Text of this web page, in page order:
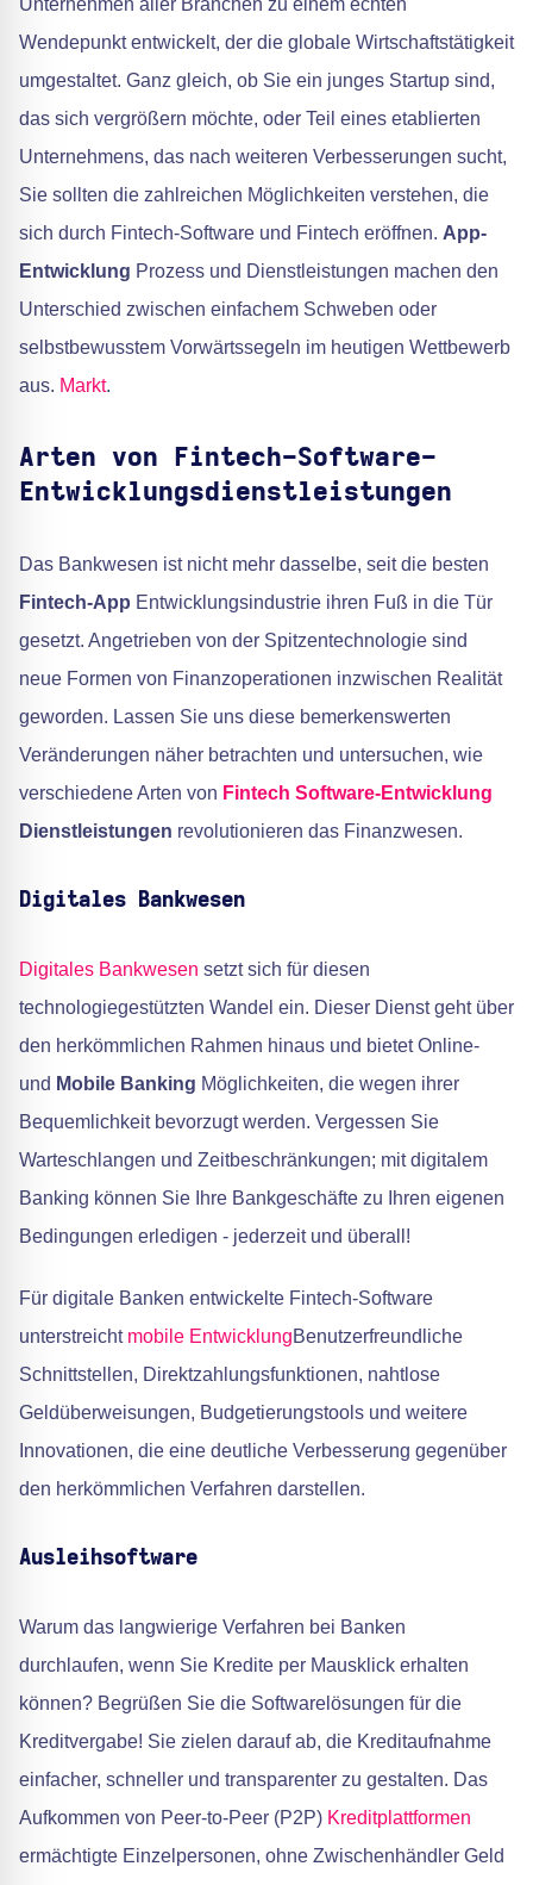
Unternehmen aller Branchen zu einem echten
Wendepunkt entwickelt, der die globale Wirtschaftstätigkeit
umgestaltet. Ganz gleich, ob Sie ein junges Startup sind,
das sich vergrößern möchte, oder Teil eines etablierten
Unternehmens, das nach weiteren Verbesserungen sucht,
Sie sollten die zahlreichen Möglichkeiten verstehen, die
sich durch Fintech-Software und Fintech eröffnen. App-
Entwicklung Prozess und Dienstleistungen machen den
Unterschied zwischen einfachem Schweben oder
selbstbewusstem Vorwärtssegeln im heutigen Wettbewerb
aus. Markt.
Arten von Fintech-Software-
Entwicklungsdienstleistungen
Das Bankwesen ist nicht mehr dasselbe, seit die besten
Fintech-App Entwicklungsindustrie ihren Fuß in die Tür
gesetzt. Angetrieben von der Spitzentechnologie sind
neue Formen von Finanzoperationen inzwischen Realität
geworden. Lassen Sie uns diese bemerkenswerten
Veränderungen näher betrachten und untersuchen, wie
verschiedene Arten von Fintech Software-Entwicklung
Dienstleistungen revolutionieren das Finanzwesen.
Digitales Bankwesen
Digitales Bankwesen setzt sich für diesen
technologiegestützten Wandel ein. Dieser Dienst geht über
den herkömmlichen Rahmen hinaus und bietet Online-
und Mobile Banking Möglichkeiten, die wegen ihrer
Bequemlichkeit bevorzugt werden. Vergessen Sie
Warteschlangen und Zeitbeschränkungen; mit digitalem
Banking können Sie Ihre Bankgeschäfte zu Ihren eigenen
Bedingungen erledigen - jederzeit und überall!
Für digitale Banken entwickelte Fintech-Software
unterstreicht mobile EntwicklungBenutzerfreundliche
Schnittstellen, Direktzahlungsfunktionen, nahtlose
Geldüberweisungen, Budgetierungstools und weitere
Innovationen, die eine deutliche Verbesserung gegenüber
den herkömmlichen Verfahren darstellen.
Ausleihsoftware
Warum das langwierige Verfahren bei Banken
durchlaufen, wenn Sie Kredite per Mausklick erhalten
können? Begrüßen Sie die Softwarelösungen für die
Kreditvergabe! Sie zielen darauf ab, die Kreditaufnahme
einfacher, schneller und transparenter zu gestalten. Das
Aufkommen von Peer-to-Peer (P2P) Kreditplattformen
ermächtigte Einzelpersonen, ohne Zwischenhändler Geld